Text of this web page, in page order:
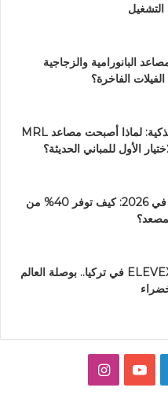
التشغيل
البانورامية والزجاجية
الفاخرة؟
دليل المصاعد الذكية: لماذا أصبحت مصاعد MRL
الأول للمباني الحديثة؟
تشفير المصاعد في 2026: كيف توفر 40% من
معرض ELEVEX 2026 في تركيا.. بوصلة العالم